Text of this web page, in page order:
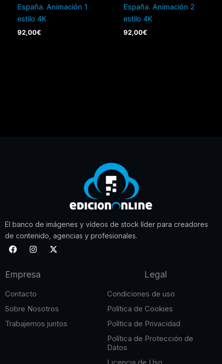
España. Animación 1
estilo 4K
92,00€
España. Animación 2
estilo 4K
92,00€
El banco de imágenes y vídeos de stock líder para creadores
de contenido, agencias y profesionales.
F
a
b
o
I
n
a
r
m
X
-
r
Empresa
Contacto
Sobre Nosotros
Trabajemos juntos
Legal
Condiciones de uso
Política de Cookies
Política de Privacidad
Política de Protección de
Datos